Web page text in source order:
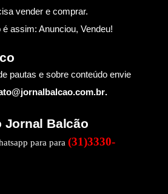
vender e comprar.
assim: Anunciou, Vendeu!
pautas e sobre conteúdo envie
.
Jornal Balcão
para para (31)3330-